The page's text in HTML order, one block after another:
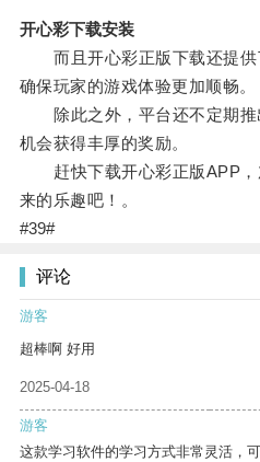
开心彩下载安装
而且开心彩正版下载还提供
确保玩家的游戏体验更加顺畅。
除此之外，平台还不定期推
机会获得丰厚的奖励。
赶快下载开心彩正版APP，
来的乐趣吧！。
#39#
评论
游客
超棒啊 好用
2025-04-18
游客
这款学习软件的学习方式非常灵活，